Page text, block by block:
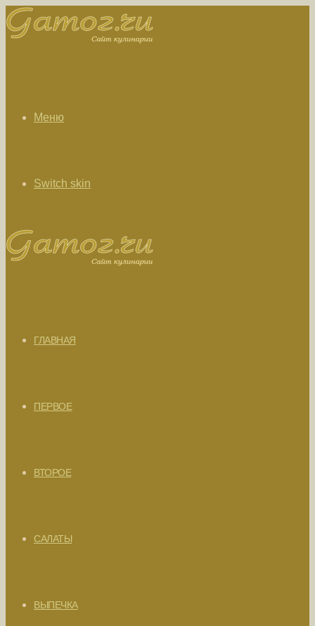
Меню
Switch skin
ГЛАВНАЯ
ПЕРВОЕ
ВТОРОЕ
САЛАТЫ
ВЫПЕЧКА